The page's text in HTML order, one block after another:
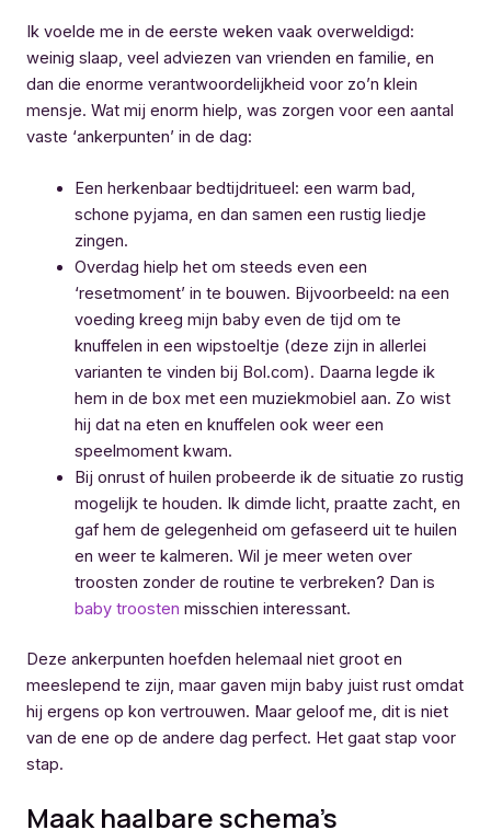
Ik voelde me in de eerste weken vaak overweldigd:
weinig slaap, veel adviezen van vrienden en familie, en
dan die enorme verantwoordelijkheid voor zo’n klein
mensje. Wat mij enorm hielp, was zorgen voor een aantal
vaste ‘ankerpunten’ in de dag:
Een herkenbaar bedtijdritueel: een warm bad,
schone pyjama, en dan samen een rustig liedje
zingen.
Overdag hielp het om steeds even een
‘resetmoment’ in te bouwen. Bijvoorbeeld: na een
voeding kreeg mijn baby even de tijd om te
knuffelen in een wipstoeltje (deze zijn in allerlei
varianten te vinden bij Bol.com). Daarna legde ik
hem in de box met een muziekmobiel aan. Zo wist
hij dat na eten en knuffelen ook weer een
speelmoment kwam.
Bij onrust of huilen probeerde ik de situatie zo rustig
mogelijk te houden. Ik dimde licht, praatte zacht, en
gaf hem de gelegenheid om gefaseerd uit te huilen
en weer te kalmeren. Wil je meer weten over
troosten zonder de routine te verbreken? Dan is
baby troosten misschien interessant.
Deze ankerpunten hoefden helemaal niet groot en
meeslepend te zijn, maar gaven mijn baby juist rust omdat
hij ergens op kon vertrouwen. Maar geloof me, dit is niet
van de ene op de andere dag perfect. Het gaat stap voor
stap.
Maak haalbare schema’s